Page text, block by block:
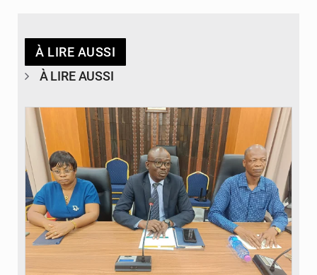
À LIRE AUSSI
À LIRE AUSSI